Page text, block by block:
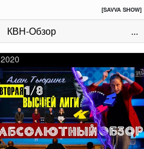
[SAVVA SHOW]
КВН-Обзор ...
2020